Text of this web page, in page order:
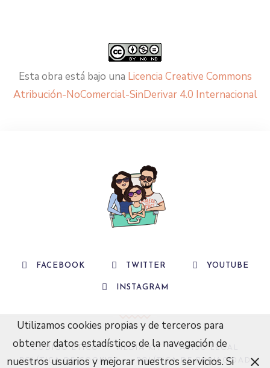
Esta obra está bajo una Licencia Creative Commons
Atribución-NoComercial-SinDerivar 4.0 Internacional
FACEBOOK TWITTER YOUTUBE
INSTAGRAM
CÓDIGO ÉTICO MEDIA KIT
AVISO LEGAL
POLÍTICA DE COOKIES
POLÍTICA DE PRIVACIDAD
Utilizamos cookies propias y de terceros para
obtener datos estadísticos de la navegación de
nuestros usuarios y mejorar nuestros servicios. Si